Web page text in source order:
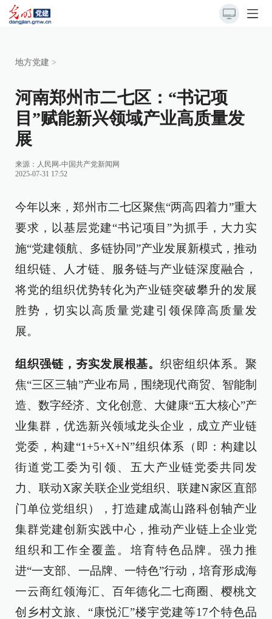
地方党建 >
河南郑州市二七区：“书记项
目”赋能新兴领域产业高质量发
展
来源： 人民网-中国共产党新闻网
2025-07-31 17:52
今年以来，郑州市二七区聚焦“两高四着力”重大
要求，以基层党建“书记项目”为抓手，大力实
施“党建领航、多链协同”产业发展新模式，推动
组织链、人才链、服务链与产业链深度融合，
将党的组织优势转化为产业链突破攀升的发展
胜势，切实以高质量党建引领保障高质量发
展。
组织强链，夯实发展根基。织密组织体系。聚
焦“三区三轴”产业布局，围绕现代商贸、智能制
造、数字经济、文化创意、大健康“五大核心”产
业集群，优选新兴领域龙头企业，成立产业链
党委，构建“1+5+X+N”组织体系（即：构建以
街道党工委为引领、五大产业链党委共同发
力、联动X家关联企业党组织、联建N家区直部
门单位党组织），打造建成嵩山路科创轴产业
集群党建创新实践中心，推动产业链上企业党
组织和工作全覆盖。培育特色品牌。强力推
进“一支部、一品牌、一特色”行动，培育形成海
一云商红领海汇、百年德化二七商圈、樱桃文
创乡村文旅、“康悦汇”楼宇党建等17个特色品